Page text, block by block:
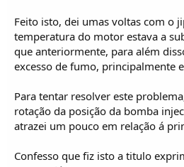
Feito isto, dei umas voltas com o
temperatura do motor estava a
que anteriormente, para além
excesso de fumo, principalmente
Para tentar resolver este
rotação da posição da bomba
atrazei um pouco em relação á
Confesso que fiz isto a titulo